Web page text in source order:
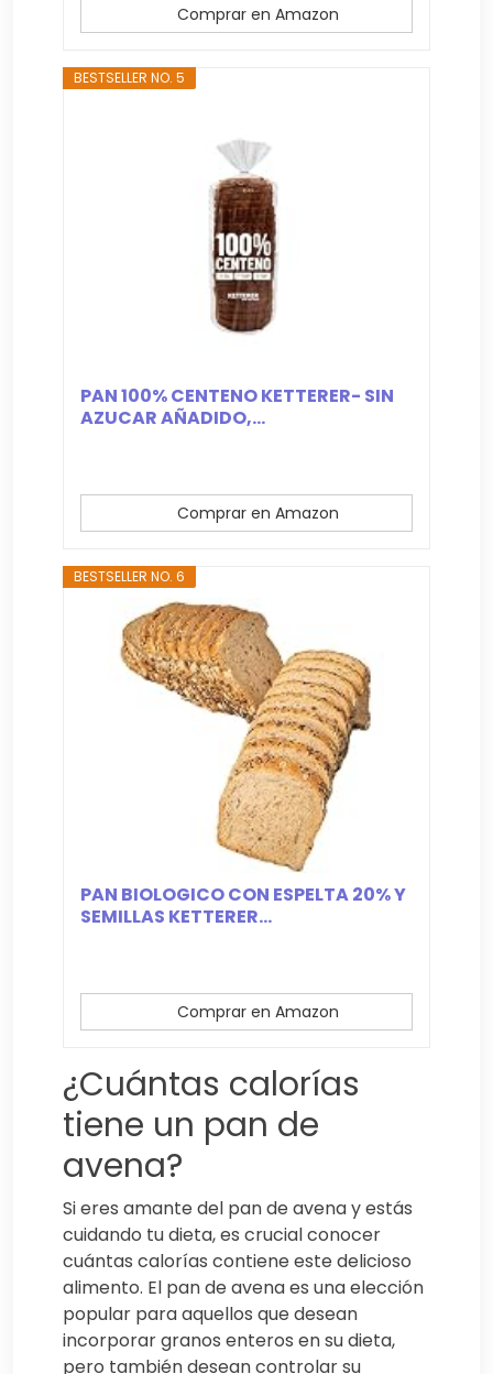
Comprar en Amazon
BESTSELLER NO. 5
PAN 100% CENTENO KETTERER- SIN
AZUCAR AÑADIDO,...
Comprar en Amazon
BESTSELLER NO. 6
PAN BIOLOGICO CON ESPELTA 20% Y
SEMILLAS KETTERER...
Comprar en Amazon
¿Cuántas calorías
tiene un pan de
avena?
Si eres amante del pan de avena y estás
cuidando tu dieta, es crucial conocer
cuántas calorías contiene este delicioso
alimento. El pan de avena es una elección
popular para aquellos que desean
incorporar granos enteros en su dieta,
pero también desean controlar su